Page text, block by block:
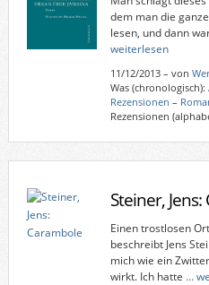
dem man die
lesen, und dann
weiterlesen
11/12/2013– von
Was (chronologisch):
Rezensionen –
Rezensionen
Steiner,
Einen trostlosen
beschreibt Jens
mich wie ein
wirkt. Ich hatte …